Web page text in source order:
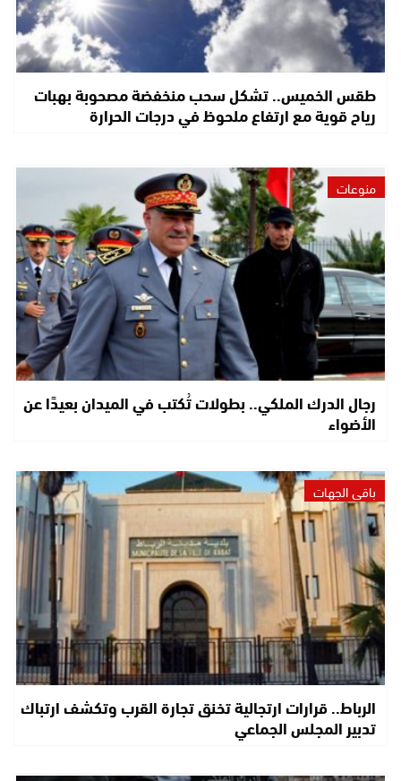
طقس الخميس.. تشكل سحب منخفضة مصحوبة بهبات
رياح قوية مع ارتفاع ملحوظ في درجات الحرارة
منوعات
رجال الدرك الملكي.. بطولات تُكتب في الميدان بعيدًا عن
الأضواء
باقي الجهات
الرباط.. قرارات ارتجالية تخنق تجارة القرب وتكشف ارتباك
تدبير المجلس الجماعي